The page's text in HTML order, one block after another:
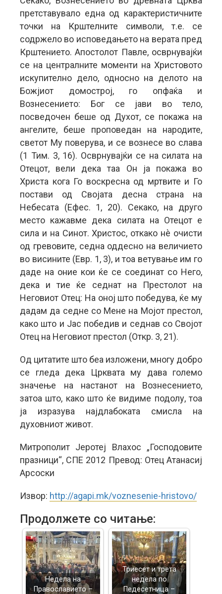
претставувало една од карактеристичните
точки на Крштелните символи, т.е. се
содржело во исповедањето на верата пред
Крштението. Апостолот Павле, осврнувајќи
се на централните моменти на Христовото
искупително дело, односно на делото на
Божјиот домострој, го опфаќа и
Вознесението: Бог се јави во тело,
посведочен беше од Духот, се покажа на
ангелите, беше проповедан на народите,
светот Му поверува, и се вознесе во слава
(1 Тим. 3, 16). Осврнувајќи се на силата на
Отецот, вели дека таа Он ја покажа во
Христа кога Го воскресна од мртвите и Го
постави од Својата десна страна на
Небесата (Ефес. 1, 20). Секако, на друго
место кажавме дека силата на Отецот е
сила и на Синот. Христос, откако нè очисти
од гревовите, седна оддесно на величието
во висините (Евр. 1, 3), и тоа ветување им го
даде на оние кои ќе се соединат со Него,
дека и тие ќе седнат на Престолот на
Неговиот Отец: На оној што победува, ќе му
дадам да седне со Мене на Мојот престол,
како што и Јас победив и седнав со Својот
Отец на Неговиот престол (Откр. 3, 21).
Од цитатите што беа изложени, многу добро
се гледа дека Црквата му дава големо
значење на настанот на Вознесението,
затоа што, како што ќе видиме подолу, тоа
ја изразува најдлабоката смисла на
духовниот живот.
Митрополит Јеротеј Влахос „Господовите
празници“, СПЕ 2012 Превод: Отец Атанасиј
Арсоски
Извор: http://agapi.mk/voznesenie-hristovo/
Продолжете со читање:
Недела на
Православието –
Триесет и трета
недела по
Педесетница –